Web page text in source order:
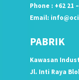
Phone : +62 21
Email:
PABRIK
Kawasan
Jl. Inti Raya